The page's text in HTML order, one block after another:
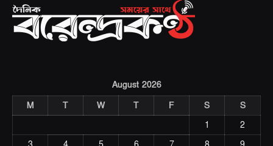
August 2026
M
T W T F S
S
1
2